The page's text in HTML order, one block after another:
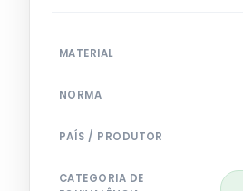
MATERIAL
NORMA
PAÍS / PRODUTOR
CATEGORIA DE